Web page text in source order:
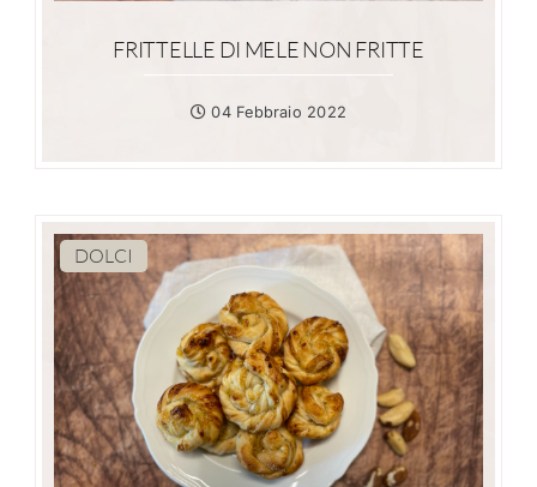
FRITTELLE DI MELE NON FRITTE
04 Febbraio 2022
DOLCI